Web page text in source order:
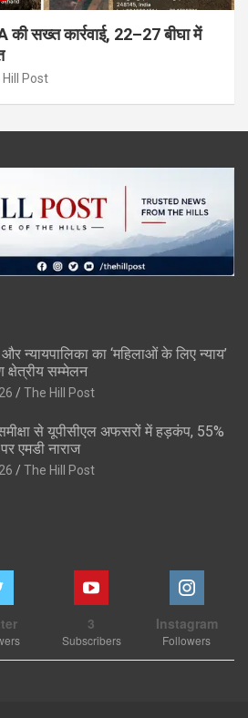
की सख्त कार्रवाई, 22–27 बीघा में
Post
न्यायपालिका का ‘महिलाओं के लिए न्याय’
क्षेत्रीय सम्मेलन
The Hill Post
से यूपीसीएल अफसरों में हड़कंप, 55%
एमडी नाराज
The Hill Post
3
Subscribers
Instagram
Followers